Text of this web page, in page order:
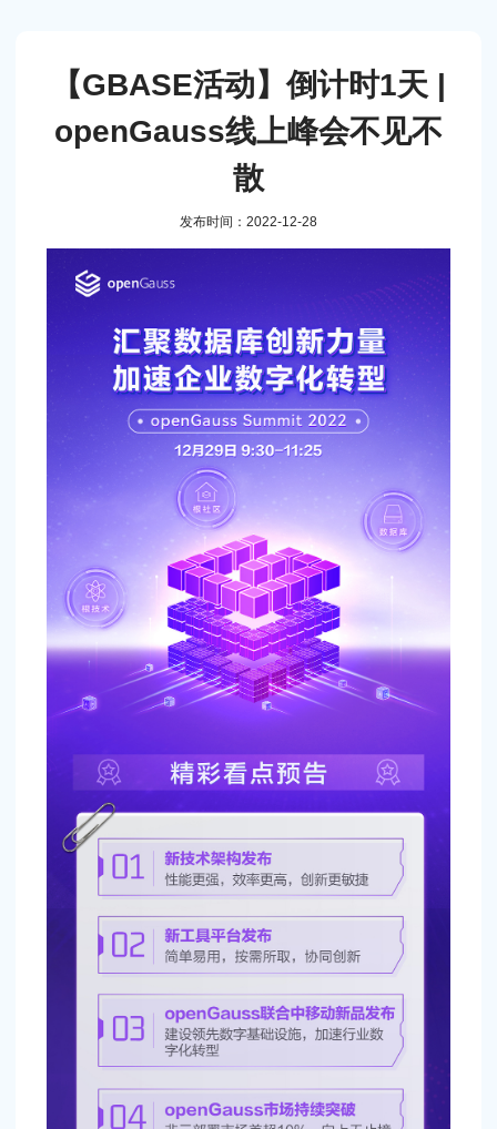
【GBASE活动】倒计时1天 |
openGauss线上峰会不见不
散
发布时间：2022-12-28